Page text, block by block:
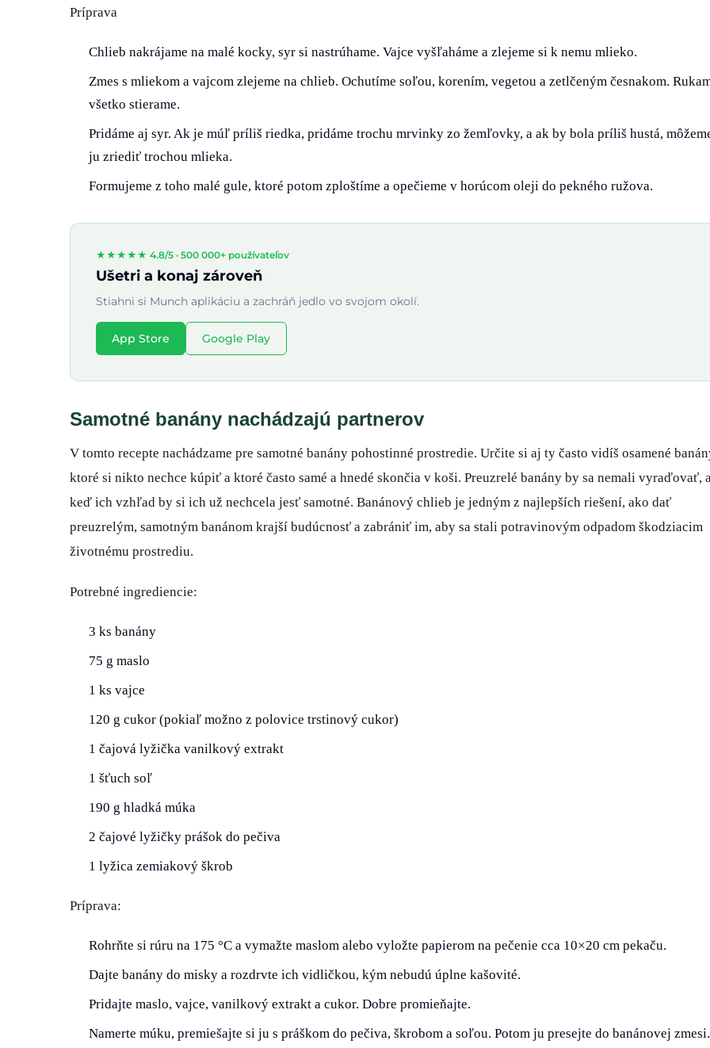
Príprava
Chlieb nakrájame na malé kocky, syr si nastrúhame. Vajce vyšľaháme a zlejeme si k nemu mlieko.
Zmes s mliekom a vajcom zlejeme na chlieb. Ochutíme soľou, korením, vegetou a zetlčeným česnakom.
všetko stierame.
Pridáme aj syr. Ak je múľ príliš riedka, pridáme trochu mrvinky zo žemľovky, a ak by bola príliš hustá,
ju zriediť trochou mlieka.
Formujeme z toho malé gule, ktoré potom zploštíme a opečieme v horúcom oleji do pekného ružova.
★★★★★ 4.8/5 · 500 000+ používateľov
Ušetri a konaj zároveň
Stiahni si Munch aplikáciu a zachráň jedlo vo svojom okolí.
App Store Google Play
Samotné banány nachádzajú partnerov
V tomto recepte nachádzame pre samotné banány pohostinné prostredie. Určite si aj ty často vidíš osamené
ktoré si nikto nechce kúpiť a ktoré často samé a hnedé skončia v koši. Preuzrelé banány by sa nemali vyraďovať,
keď ich vzhľad by si ich už nechcela jesť samotné. Banánový chlieb je jedným z najlepších riešení, ako dať
preuzrelým, samotným banánom krajší budúcnosť a zabrániť im, aby sa stali potravinovým odpadom škodziacim
životnému prostrediu.
Potrebné ingrediencie:
3 ks banány
75 g maslo
1 ks vajce
120 g cukor (pokiaľ možno z polovice trstinový cukor)
1 čajová lyžička vanilkový extrakt
1 šťuch soľ
190 g hladká múka
2 čajové lyžičky prášok do pečiva
1 lyžica zemiakový škrob
Príprava:
Rohrňte si rúru na 175 °C a vymažte maslom alebo vyložte papierom na pečenie cca 10×20 cm pekaču.
Dajte banány do misky a rozdrvte ich vidličkou, kým nebudú úplne kašovité.
Pridajte maslo, vajce, vanilkový extrakt a cukor. Dobre promieňajte.
Namerte múku, premiešajte si ju s práškom do pečiva, škrobom a soľou. Potom ju presejte do banánovej zmesi.